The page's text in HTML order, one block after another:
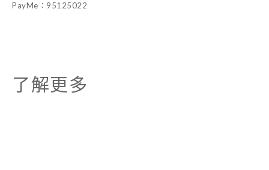
PayMe：95125022
了解更多